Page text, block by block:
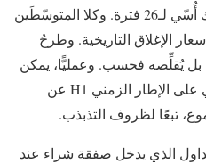
أُسّي لـ12 فترة ومتوسّط متحرّك أُسّي لـ26 فترة. وكلا المتوسّطَين
الإغلاق التاريخية. وطرحُ
بل يُقلِّصه فحسب. وعمليًّا، يمكن
أن يتأخّر تقاطع MACD القياسي على الإطار الزمني H1 عن
تبعًا لظروف التذبذب.
الذي يدخل صفقة شراء عند